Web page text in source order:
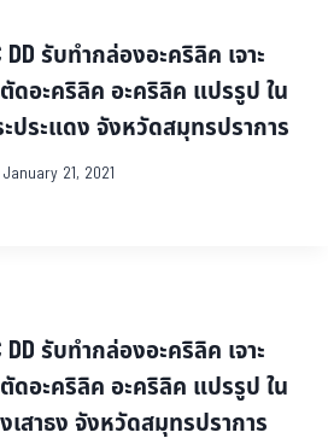
DD รับทำกล่องอะคริลิค เจาะ
ดอะคริลิค อะคริลิค แปรรูป ใน
ประแดง จังหวัดสมุทรปราการ
January 21, 2021
DD รับทำกล่องอะคริลิค เจาะ
ดอะคริลิค อะคริลิค แปรรูป ใน
เสาธง จังหวัดสมุทรปราการ